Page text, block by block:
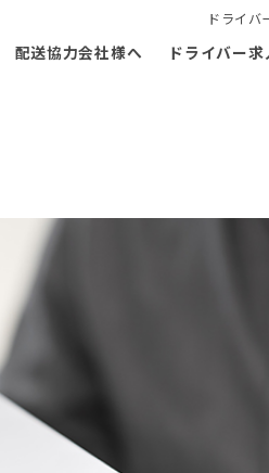
ドライバ
配送協力会社様へ ドライバー求